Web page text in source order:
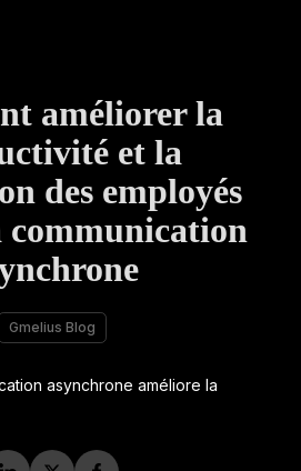
améliorer la
et la
des employés
communication
Gmelius Blog